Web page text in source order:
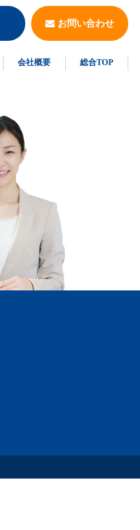
会社概要 総合TOP
お問い合わせ